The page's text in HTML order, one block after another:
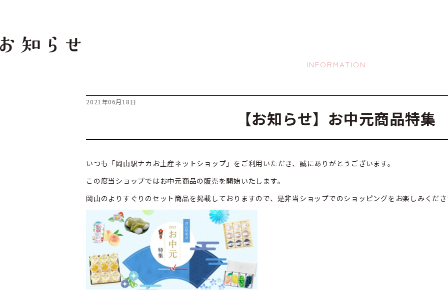
INFORMATION
2021年06月18日
【お知らせ】お中元商品特集
いつも「岡山駅ナカお土産ネットショップ」をご利用いただき、誠にありがとうございます。
この度当ショップではお中元商品の販売を開始いたします。
岡山のよりすぐりのセット商品を掲載しておりますので、是非当ショップでのショッピングをお楽しみくだ